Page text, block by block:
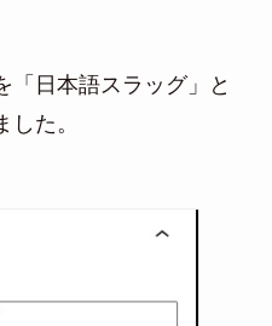
「日本語スラッグ」と
た。